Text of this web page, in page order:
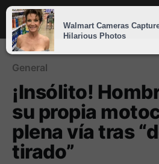
General
¡Insólito!
su propia
plena vía tras
tirado”